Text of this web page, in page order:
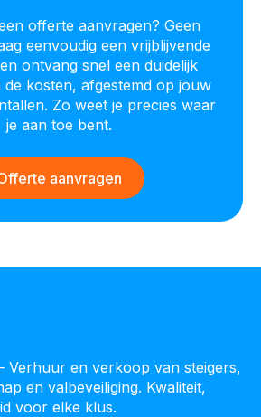
offerte aanvragen? Geen
eenvoudig een vrijblijvende
ontvang snel een duidelijk
kosten, afgestemd op jouw
Zo weet je precies waar
je aan toe bent.
aanvragen
Verhuur en verkoop van steigers,
en valbeveiliging. Kwaliteit,
voor elke klus.